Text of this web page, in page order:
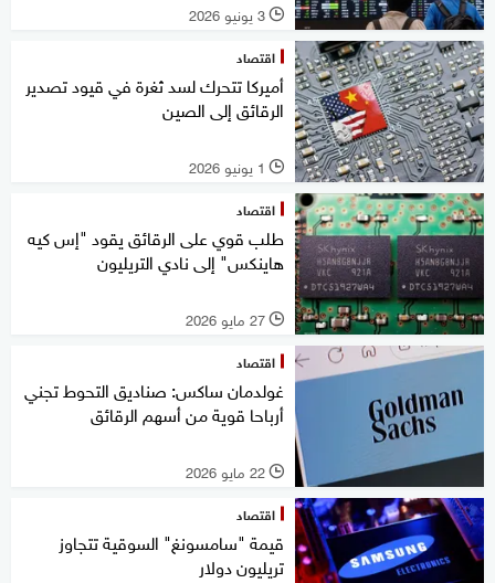
l 3 يونيو 2026
اقتصاد
أميركا تتحرك لسد ثغرة في قيود تصدير
الرقائق إلى الصين
l 1 يونيو 2026
اقتصاد
طلب قوي على الرقائق يقود "إس كيه
هاينكس" إلى نادي التريليون
l 27 مايو 2026
اقتصاد
غولدمان ساكس: صناديق التحوط تجني
أرباحا قوية من أسهم الرقائق
l 22 مايو 2026
اقتصاد
قيمة "سامسونغ" السوقية تتجاوز
تريليون دولار